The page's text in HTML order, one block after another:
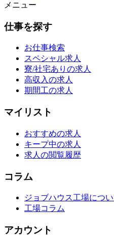
メニュー
仕事を探す
お仕事検索
スペシャル求人
寮/社宅ありの求人
高収入の求人
期間工の求人
マイリスト
おすすめの求人
キープ中の求人
求人の閲覧履歴
コラム
ジョブハウス工場につ
工場コラム
アカウント